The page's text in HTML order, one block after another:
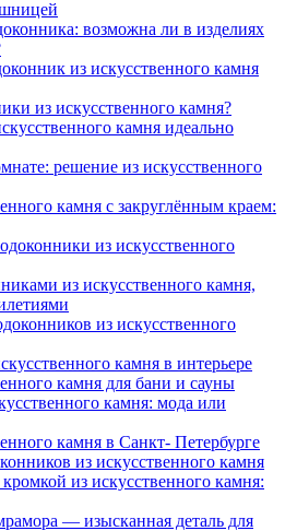
возможна ли в изделиях
из искусственного камня
из искусственного камня?
камня идеально
решение из искусственного
камня с закруглённым краем:
из искусственного
из искусственного камня,
из искусственного
камня в интерьере
камня для бани и сауны
камня: мода или
камня в Санкт- Петербурге
из искусственного камня
из искусственного камня:
— изысканная деталь для